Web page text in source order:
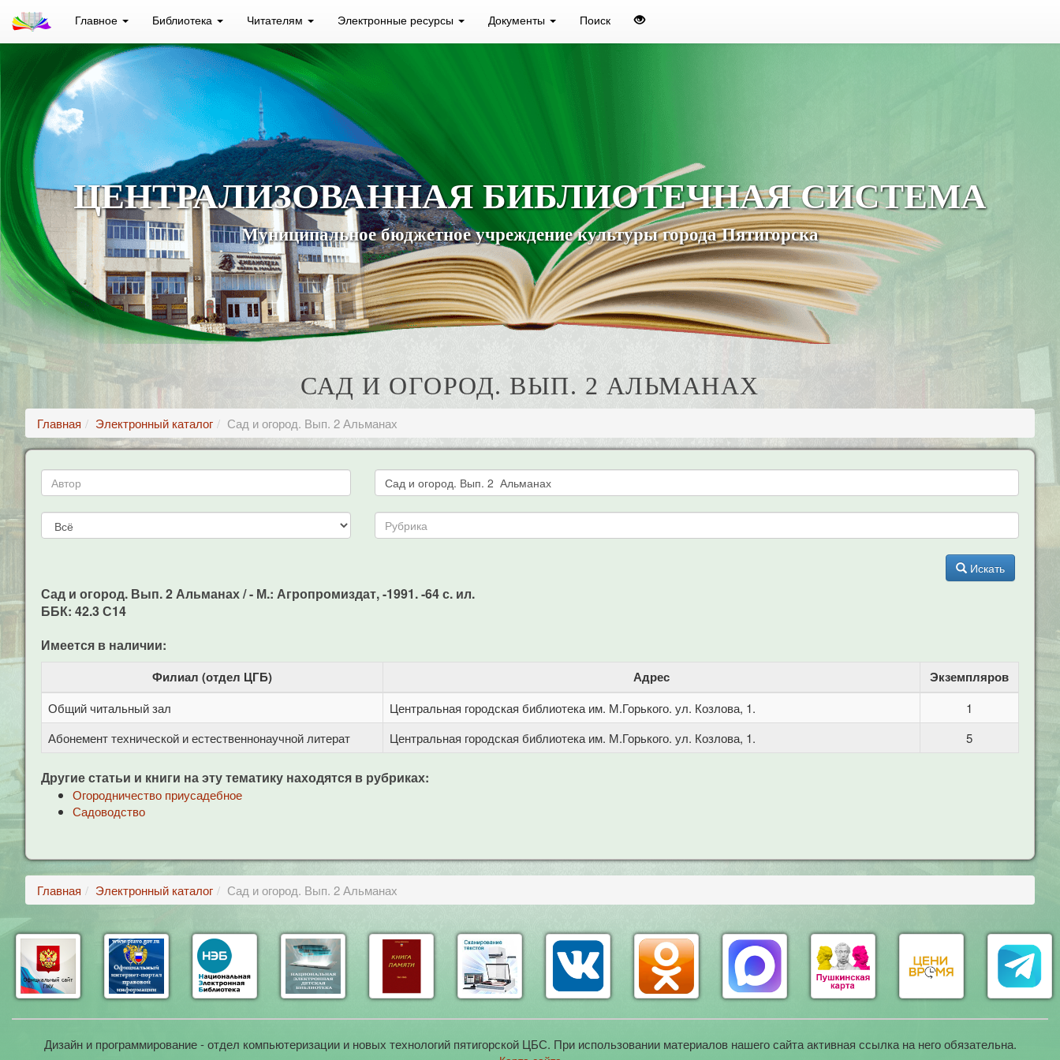
Главное Библиотека Читателям Электронные ресурсы Документы Поиск
ЦЕНТРАЛИЗОВАННАЯ БИБЛИОТЕЧНАЯ СИСТЕМА
Муниципальное бюджетное учреждение культуры города Пятигорска
САД И ОГОРОД. ВЫП. 2 АЛЬМАНАХ
Главная Электронный каталог Сад и огород. Вып. 2 Альманах
Искать
Сад и огород. Вып. 2 Альманах / - М.: Агропромиздат, -1991. -64 с. ил.
ББК: 42.3 С14
Имеется в наличии:
Филиал (отдел ЦГБ) Адрес Экземпляров
Общий читальный зал Центральная городская библиотека им. М.Горького. ул. Козлова, 1.
1
Абонемент технической и естественнонаучной литерат
Центральная городская библиотека им. М.Горького. ул. Козлова, 1. 5
Другие статьи и книги на эту тематику находятся в рубриках:
Огородничество приусадебное
Садоводство
Главная Электронный каталог Сад и огород. Вып. 2 Альманах
Дизайн и программирование - отдел компьютеризации и новых технологий пятигорской ЦБС. При использовании материалов нашего сайта активная ссылка на него обязательна.